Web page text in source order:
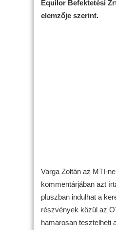
Equilor Befektetési
elemzője szerint.
Varga Zoltán az MTI-
kommentárjában azt
pluszban indulhat a
részvények közül az
hamarosan tesztelheti